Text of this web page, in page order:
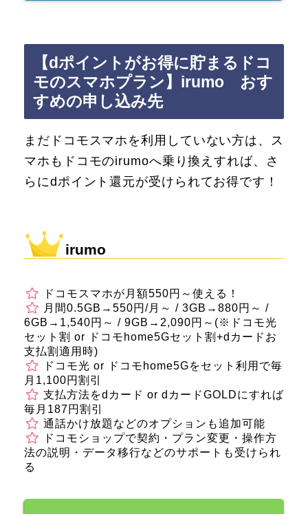
【dポイントがお得に貯まるドコ
モのスマホプラン】irumo おす
すめの申し込み先
まだドコモスマホを利用していない方は、ス
マホもドコモのirumoへ乗り換えすれば、さ
らにdポイント還元が受けられてお得です！
irumo
ドコモスマホが月額550円～使える！
月間0.5GB→550円/月～ / 3GB→880円～ /
6GB→1,540円～ / 9GB→2,090円～(※ドコモ光
セット割 or ドコモhome5Gセット割+dカードお
支払割適用時)
ドコモ光 or ドコモhome5Gをセット利用で毎
月1,100円割引
支払方法をdカード or dカードGOLDにすれば
毎月187円割引
通話かけ放題などのオプションも追加可能
ドコモショップで契約・プラン変更・操作方
法の説明・データ移行などのサポートも受けられ
る